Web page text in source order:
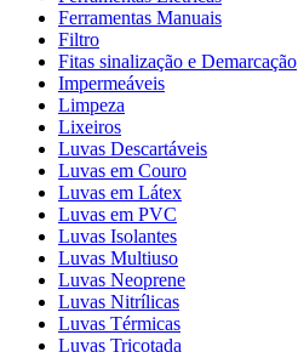
Ferramentas Manuais
Filtro
Fitas sinalização e Demarcação
Impermeáveis
Limpeza
Lixeiros
Luvas Descartáveis
Luvas em Couro
Luvas em Látex
Luvas em PVC
Luvas Isolantes
Luvas Multiuso
Luvas Neoprene
Luvas Nitrílicas
Luvas Térmicas
Luvas Tricotada